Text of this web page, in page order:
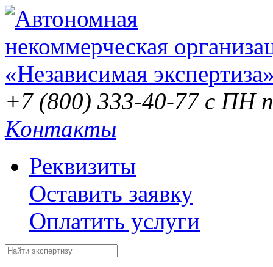
+7 (800) 333-40-77 с ПН
Контакты
Реквизиты
Оставить заявку
Оплатить услуги